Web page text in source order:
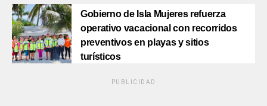
Gobierno de Isla Mujeres refuerza
operativo vacacional con recorridos
preventivos en playas y sitios
turísticos
PUBLICIDAD